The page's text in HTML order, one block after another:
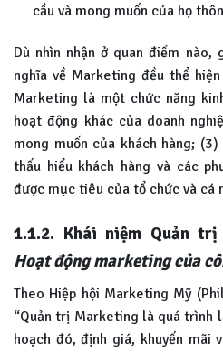
cầu và mong muốn của họ
Dù nhìn nhận ở quan điểm nào,
nghĩa về Marketing đều thể
Marketing là một chức năng
hoạt động khác của doanh
mong muốn của khách hàng;
thấu hiểu khách hàng và các
được mục tiêu của tổ chức và cá
1.1.2. Khái niệm Quản
Hoạt động marketing của
Theo Hiệp hội Marketing Mỹ
“Quản trị Marketing là quá trình
hoạch đó, định giá, khuyến mãi